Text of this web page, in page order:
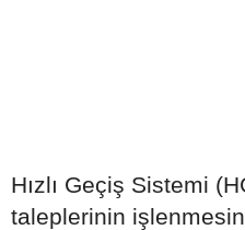
Hızlı Geçiş Sistemi
taleplerinin